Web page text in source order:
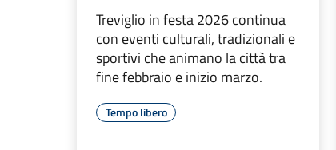
Treviglio in festa 2026 continua
con eventi culturali, tradizionali e
sportivi che animano la città tra
fine febbraio e inizio marzo.
Tempo libero